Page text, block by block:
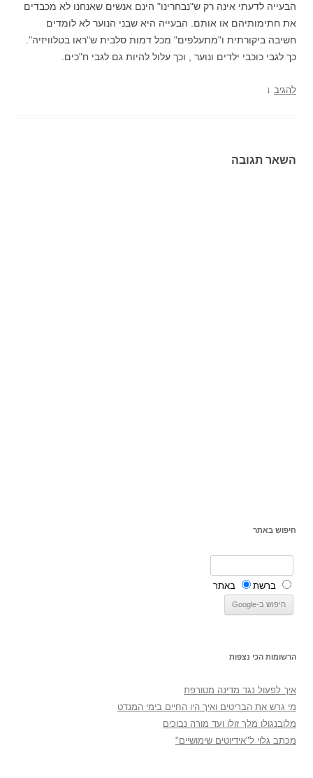
הבעייה לדעתי אינה רק ש"נבחרינו" הינם אנשים שאנחנו לא מכבדים
את חתימותיהם או אותם. הבעייה היא שבני הנוער לא לומדים
חשיבה ביקורתית ו"מתעלפים" מכל דמות סלבית ש"ראו בטלוויזיה".
כך לגבי כוכבי ילדים ונוער , וכך עלול להיות גם לגבי ח"כים.
להגיב ↓
השאר תגובה
חיפוש באתר
ברשת באתר
הרשומות הכי נצפות
איך לפעול נגד מדינה מטורפת
מי גרש את הבריטים ואיך היו החיים בימי המנדט
מלובנגולו מלך זולו ועד מורה נבוכים
מכתב גלוי ל"אידיוטים שימושיים"